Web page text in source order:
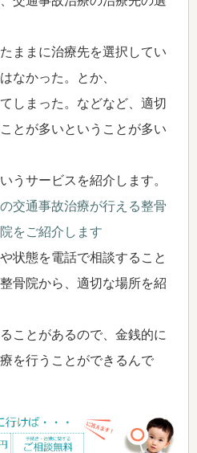
ままに治療先を選択してい
なかった。とか、
しまった。などなど、適切
とが多いということが多い
うサービスを紹介します。
交通事故治療が行える整骨
をご紹介します
状態を電話で相談すること
骨院から、適切な場所を紹
ことがあるので、金銭的に
を行うことができるんで